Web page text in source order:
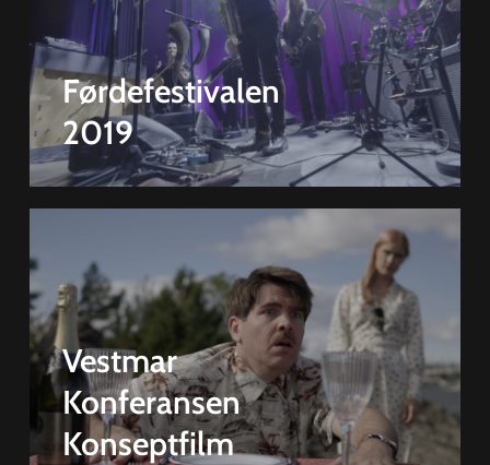
Førdefestivalen
2019
Vestmar
Konferansen
Konseptfilm